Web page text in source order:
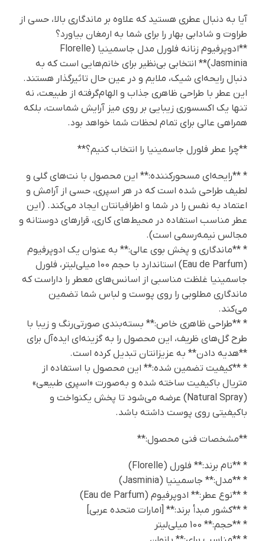
آیا به دنبال عطری هستید که علاوه بر ماندگاری بالا، حسی از
طراوت و شادابی بهار را برای شما به ارمغان بیاورد؟
**ادوپرفیوم زنانه فلورل مدل جاسمینیا (Florelle
Jasminia)** انتخابی بی‌نظیر برای خانم‌هایی است که به
دنبال رایحه‌ای شیک، ملایم و در عین حال تاثیرگذار هستند.
این عطر با طراحی ظاهری جذاب و الهام‌گرفته از طبیعت، نه
تنها یک اکسسوری زیبایی بر روی میز آرایش شماست، بلکه
همراهی عالی برای تمام لحظات شما خواهد بود.
**چرا عطر فلورل جاسمینیا را انتخاب کنیم؟**
* **رایحه‌ای مسحورکننده:** این محصول با نت‌های گلی و
لطیف طراحی شده است که در هر اسپری، حسی از آرامش و
اعتماد به نفس را در شما و اطرافیانتان ایجاد می‌کند. (این
عطر مناسب استفاده در محیط‌های کاری، قرارهای دوستانه و
مجالس نیمه‌رسمی است).
* **ماندگاری و پخش بوی عالی:** به عنوان یک ادوپرفیوم
(Eau de Parfum) استاندارد با حجم 100 میلی‌لیتر، فلورل
جاسمینیا غلظت مناسبی از اسانس‌های معطر را داراست که
ماندگاری مطلوبی را روی پوست و لباس شما تضمین
می‌کند.
* **طراحی ظاهری خاص:** بسته‌بندی صورتی‌رنگ و زیبا با
طرح گل‌های ظریف، این محصول را به گزینه‌ای ایده‌آل برای
**هدیه دادن** به عزیزانتان تبدیل کرده است.
* **کیفیت تضمین شده:** این محصول با استفاده از
متریال باکیفیت ساخته شده و به‌صورت «اسپری طبیعی»
(Natural Spray) عرضه می‌شود تا پخش یکنواخت و
باکیفیتی روی پوست داشته باشد.
**مشخصات فنی محصول:**
* **نام برند:** فلورل (Florelle)
* **مدل:** جاسمینیا (Jasminia)
* **نوع عطر:** ادوپرفیوم (Eau de Parfum)
* **کشور مبدأ برند:** [امارات متحده عربی]
* **حجم:** 100 میلی‌لیتر